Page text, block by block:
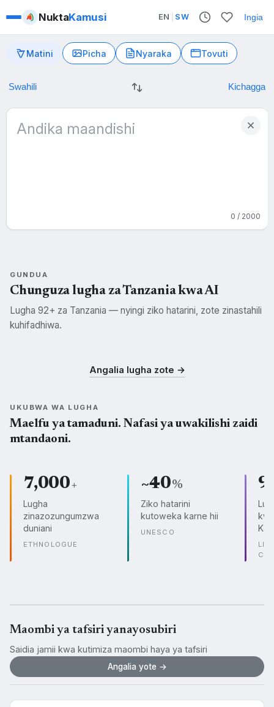
NuktaKamusi EN SW Ingia
Matini Picha Nyaraka Tovuti
0 / 2000
GUNDUA
Chunguza lugha za Tanzania kwa AI
Lugha 92+ za Tanzania — nyingi ziko hatarini, zote zinastahili
kuhifadhiwa.
Swahili
Angalia lugha zote →
UKUBWA WA LUGHA
Maelfu ya tamaduni. Nafasi ya uwakilishi zaidi
mtandaoni.
7,000+
Lugha
zinazozungumzwa
duniani
ETHNOLOGUE
~40%
Ziko hatarini
kutoweka karne hii
UNESCO
Maombi ya tafsiri yanayosubiri
Saidia jamii kwa kutimiza maombi haya ya tafsiri
Angalia yote →